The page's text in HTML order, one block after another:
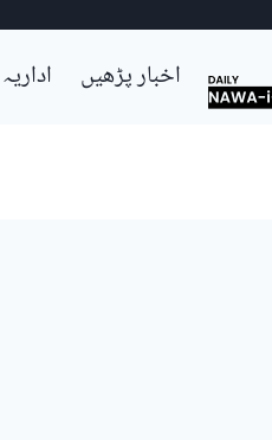
اخبار پڑھیں اداریہ